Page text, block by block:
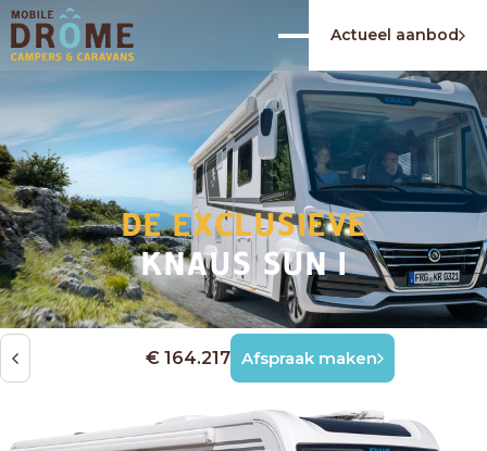
Actueel aanbod
DE EXCLUSIEVE
KNAUS SUN I
€ 164.217 Afspraak maken